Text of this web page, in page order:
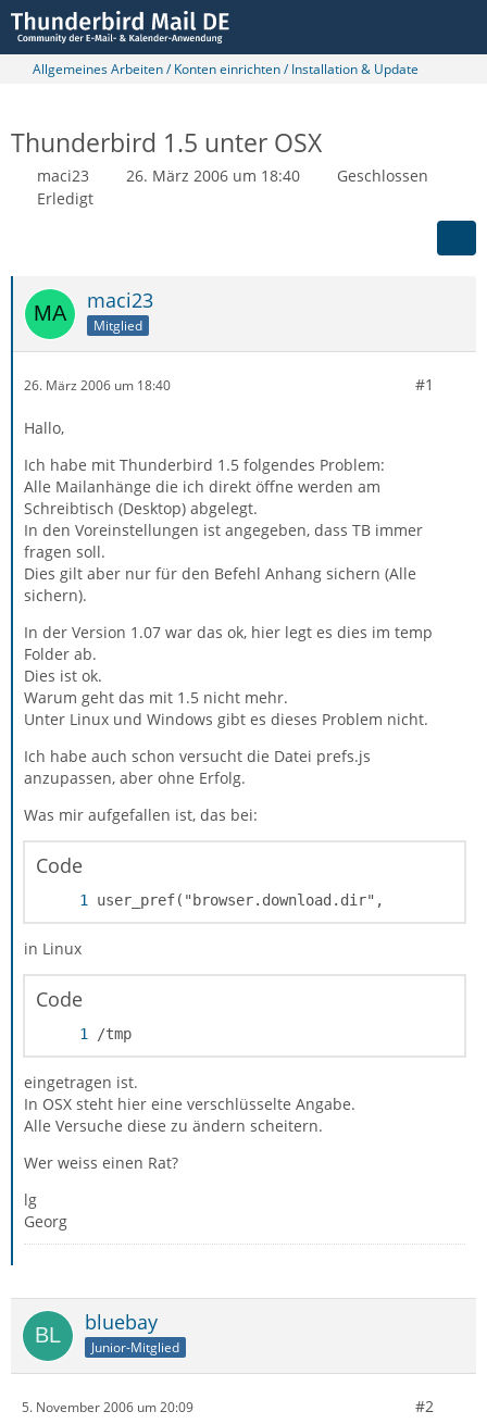
Allgemeines Arbeiten / Konten einrichten / Installation & Update
Thunderbird 1.5 unter OSX
maci23 26. März 2006 um 18:40
Geschlossen
Erledigt
maci23
Mitglied
26. März 2006 um 18:40 #1
Hallo,
Ich habe mit Thunderbird 1.5 folgendes Problem:
Alle Mailanhänge die ich direkt öffne werden am
Schreibtisch (Desktop) abgelegt.
In den Voreinstellungen ist angegeben, dass TB immer
fragen soll.
Dies gilt aber nur für den Befehl Anhang sichern (Alle
sichern).
In der Version 1.07 war das ok, hier legt es dies im temp
Folder ab.
Dies ist ok.
Warum geht das mit 1.5 nicht mehr.
Unter Linux und Windows gibt es dieses Problem nicht.
Ich habe auch schon versucht die Datei prefs.js
anzupassen, aber ohne Erfolg.
Was mir aufgefallen ist, das bei:
Code
user_pref("browser.download.dir",
in Linux
Code
/tmp
eingetragen ist.
In OSX steht hier eine verschlüsselte Angabe.
Alle Versuche diese zu ändern scheitern.
Wer weiss einen Rat?
lg
Georg
bluebay
Junior-Mitglied
5. November 2006 um 20:09 #2